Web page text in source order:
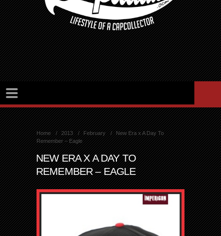
Home 2013 February
New Era x A Day To
Remember – Eagle
NEW ERA X A DAY TO
REMEMBER – EAGLE